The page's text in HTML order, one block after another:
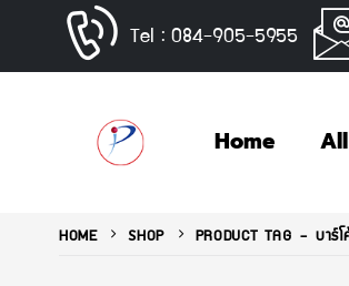
Tel : 084-905-5955
Home
HOME SHOP PRODUCT TAG -บาร์